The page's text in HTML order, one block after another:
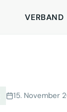
VERBAND
15. November